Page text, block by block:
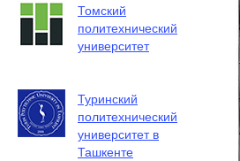
Томский
политехнический
университет
Туринский
политехнический
университет в
Ташкенте